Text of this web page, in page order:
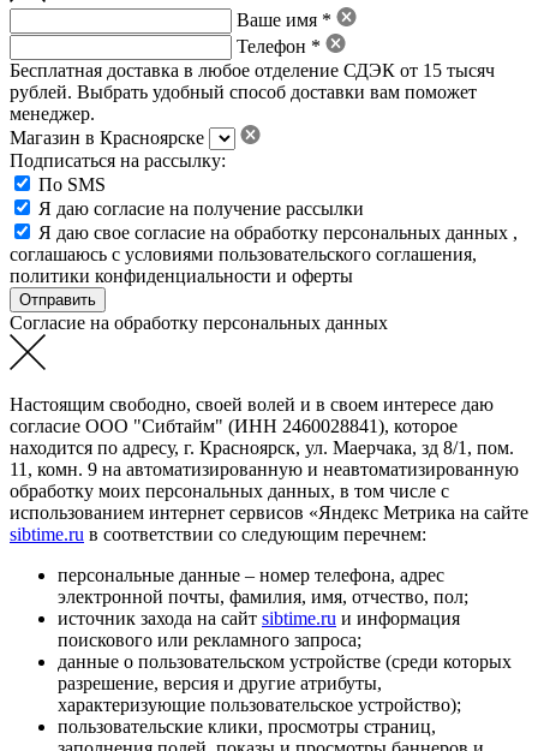
Ваше имя *
Телефон *
Бесплатная доставка в любое отделение СДЭК от 15 тысяч
рублей. Выбрать удобный способ доставки вам поможет
менеджер.
Магазин в Красноярске
Подписаться на рассылку:
По SMS
Я даю согласие на получение рассылки
Я даю свое согласие на обработку персональных данных ,
соглашаюсь с условиями пользовательского соглашения,
политики конфиденциальности и оферты
Согласие на обработку персональных данных
Настоящим свободно, своей волей и в своем интересе даю
согласие ООО "Сибтайм" (ИНН 2460028841), которое
находится по адресу, г. Красноярск, ул. Маерчака, зд 8/1, пом.
11, комн. 9 на автоматизированную и неавтоматизированную
обработку моих персональных данных, в том числе с
использованием интернет сервисов «Яндекс Метрика на сайте
sibtime.ru в соответствии со следующим перечнем:
персональные данные – номер телефона, адрес
электронной почты, фамилия, имя, отчество, пол;
источник захода на сайт sibtime.ru и информация
поискового или рекламного запроса;
данные о пользовательском устройстве (среди которых
разрешение, версия и другие атрибуты,
характеризующие пользовательское устройство);
пользовательские клики, просмотры страниц,